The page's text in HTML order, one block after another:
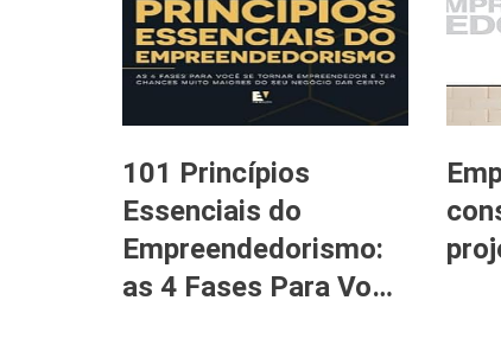
101 Princípios
Essenciais do
Empreendedorismo:
as 4 Fases Para Vo…